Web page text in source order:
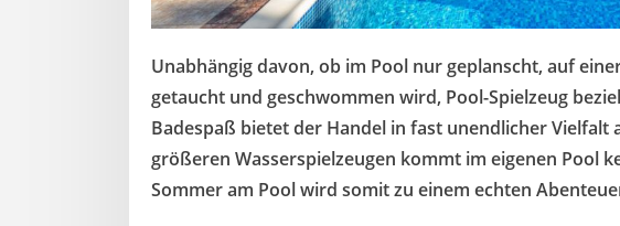
Unabhängig davon, ob im Pool nur geplanscht, auf
getaucht und geschwommen wird, Pool-Spielzeug
Badespaß bietet der Handel in fast unendlicher Vielfalt
größeren Wasserspielzeugen kommt im eigenen Pool
Sommer am Pool wird somit zu einem echten